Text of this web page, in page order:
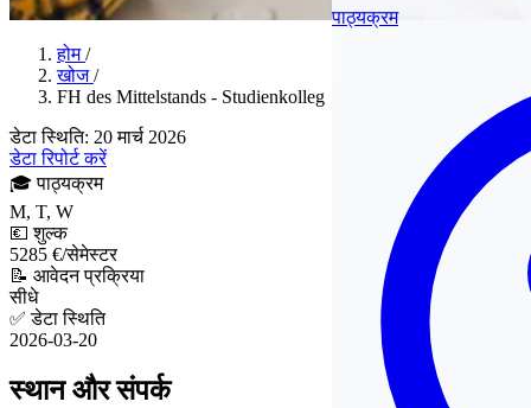
पाठ्यक्रम
होम/
खोज/
FH des Mittelstands - Studienkolleg
डेटा स्थिति: 20 मार्च 2026
डेटा रिपोर्ट करें
🎓 पाठ्यक्रम
M, T, W
💶 शुल्क
5285 €/सेमेस्टर
📝 आवेदन प्रक्रिया
सीधे
✅ डेटा स्थिति
2026-03-20
स्थान और संपर्क